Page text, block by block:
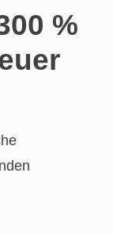
%